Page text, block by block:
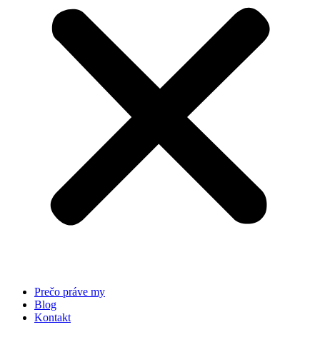
Prečo práve my
Blog
Kontakt